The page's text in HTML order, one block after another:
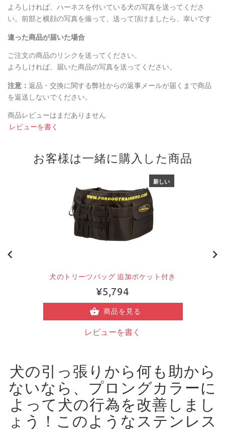
よろしければ、ハーネスを付いている犬の写真を送ってくださ
い。前部と横顔の写真を撮って、送って頂けましたら、幸いです
違った商品が届いた場合
ご注文の商品のリンクを送ってください。
よろしければ、届いた商品の写真を送ってください。
注意： 返品・交換に関する弊社からの返事メールが届くまで商品
を返送しないでください。
商品レビューはまだありません
レビューを書く
お客様は一緒に購入した商品
新しい
犬のトリーツバッグ 追加ポケット付き
¥5,794
商品を見る
レビューを書く
犬の引っ張りから何も助から
ないなら、プロングカラーに
よって犬の行為を改善しまし
ょう！ このようなステンレス